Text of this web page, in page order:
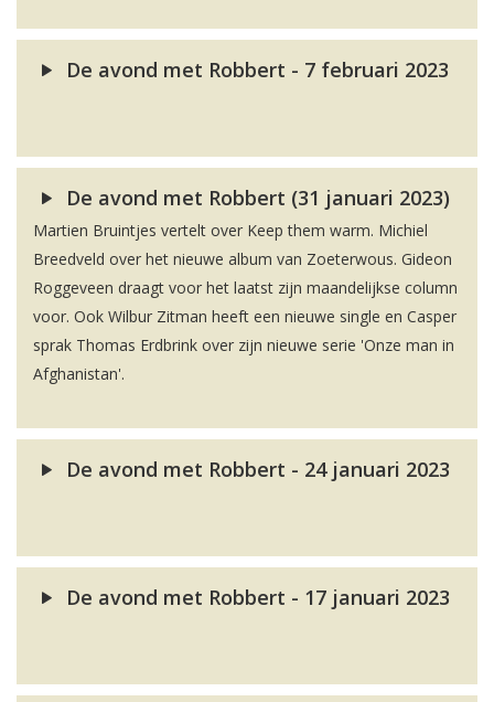
De avond met Robbert - 7 februari 2023
De avond met Robbert (31 januari 2023)
Martien Bruintjes vertelt over Keep them warm. Michiel
Breedveld over het nieuwe album van Zoeterwous. Gideon
Roggeveen draagt voor het laatst zijn maandelijkse column
voor. Ook Wilbur Zitman heeft een nieuwe single en Casper
sprak Thomas Erdbrink over zijn nieuwe serie 'Onze man in
Afghanistan'.
De avond met Robbert - 24 januari 2023
De avond met Robbert - 17 januari 2023